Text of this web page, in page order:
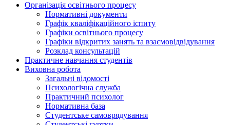
Організація освітнього процесу
Нормативні документи
Графік кваліфікаційного іспиту
Графіки освітнього процесу
Графіки відкритих занять та взаємовідвідування
Розклад консультацій
Практичне навчання студентів
Виховна робота
Загальні відомості
Психологічна служба
Практичний психолог
Нормативна база
Студентське самоврядування